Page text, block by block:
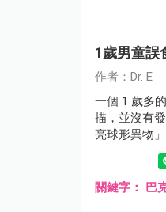
1歲男童誤
作者：Dr. E
一個 1 歲多
描，並沒有
亮球形異物」
關鍵字： 巴